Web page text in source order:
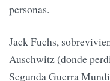
personas.
Jack Fuchs,
Auschwitz (donde
Segunda Guerra